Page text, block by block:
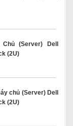
(Server) Dell
(2U)
chủ (Server) Dell
(2U)